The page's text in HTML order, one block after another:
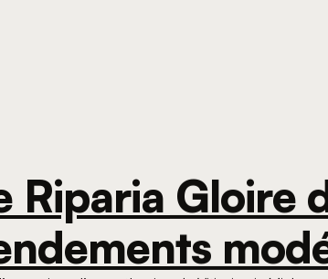
Riparia Gloire